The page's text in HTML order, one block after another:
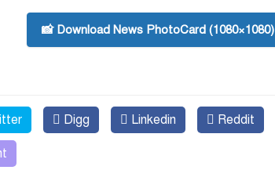
📸 Download News PhotoCard (1080×1080)
Digg Linkedin Reddit